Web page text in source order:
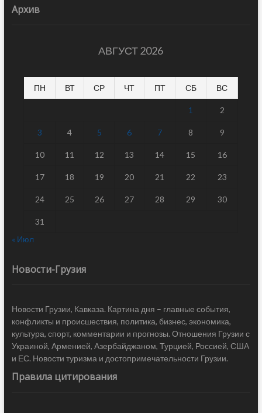
Архив
АВГУСТ 2026
ПН ВТ СР ЧТ ПТ СБ ВС
1 2
3 4 5 6 7 8 9
10 11 12 13 14 15 16
17 18 19 20 21 22 23
24 25 26 27 28 29 30
31
« Июл
Новости-Грузия
Новости Грузии, Кавказа. Картина дня – главные события,
конфликты и происшествия, политика, бизнес, экономика,
культура, спорт, комментарии и прогнозы. Отношения Грузии с
Украиной, Арменией, Азербайджаном, Турцией, Россией, США
и ЕС. Новости туризма и достопримечательности Грузии.
Правила цитирования